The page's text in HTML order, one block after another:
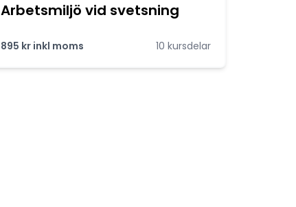
Arbetsmiljö vid svetsning
895 kr inkl moms 10 kursdelar